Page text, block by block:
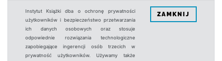
Instytut Książki dba o ochronę prywatności
użytkowników i bezpieczeństwo przetwarzania
ich danych osobowych oraz stosuje
odpowiednie rozwiązania technologiczne
zapobiegające ingerencji osób trzecich w
prywatność użytkowników. Używamy także
ZAMKNIJ